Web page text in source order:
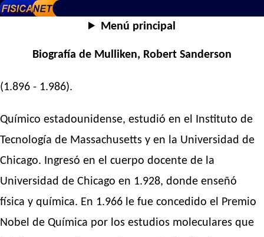
Menú principal
Biografía de Mulliken, Robert Sanderson
(1.896 - 1.986).
Químico estadounidense, estudió en el Instituto de
Tecnología de Massachusetts y en la Universidad de
Chicago. Ingresó en el cuerpo docente de la
Universidad de Chicago en 1.928, donde enseñó
física y química. En 1.966 le fue concedido el Premio
Nobel de Química por los estudios moleculares que